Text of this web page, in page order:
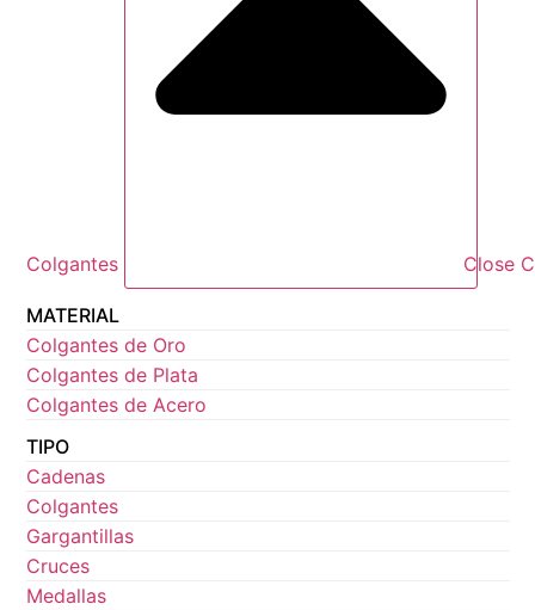
Colgantes Close
MATERIAL
Colgantes de Oro
Colgantes de Plata
Colgantes de Acero
TIPO
Cadenas
Colgantes
Gargantillas
Cruces
Medallas